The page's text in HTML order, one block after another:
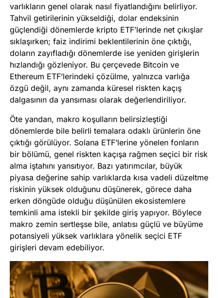
varlıkların genel olarak nasıl fiyatlandığını belirliyor.
Tahvil getirilerinin yükseldiği, dolar endeksinin
güçlendiği dönemlerde kripto ETF’lerinde net çıkışlar
sıklaşırken; faiz indirimi beklentilerinin öne çıktığı,
doların zayıfladığı dönemlerde ise yeniden girişlerin
hızlandığı gözleniyor. Bu çerçevede Bitcoin ve
Ethereum ETF’lerindeki çözülme, yalnızca varlığa
özgü değil, aynı zamanda küresel riskten kaçış
dalgasının da yansıması olarak değerlendiriliyor.
Öte yandan, makro koşulların belirsizleştiği
dönemlerde bile belirli temalara odaklı ürünlerin öne
çıktığı görülüyor. Solana ETF’lerine yönelen fonların
bir bölümü, genel riskten kaçışa rağmen seçici bir risk
alma iştahını yansıtıyor. Bazı yatırımcılar, büyük
piyasa değerine sahip varlıklarda kısa vadeli düzeltme
riskinin yüksek olduğunu düşünerek, görece daha
erken döngüde olduğu düşünülen ekosistemlere
temkinli ama istekli bir şekilde giriş yapıyor. Böylece
makro zemin sertleşse bile, anlatısı güçlü ve büyüme
potansiyeli yüksek varlıklara yönelik seçici ETF
girişleri devam edebiliyor.